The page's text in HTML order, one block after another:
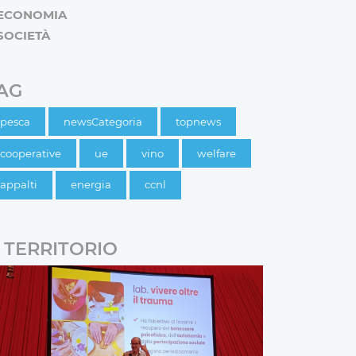
pesca newsCategoria topnews
cooperative ue vino welfare
appalti energia ccnl
TERRITORIO